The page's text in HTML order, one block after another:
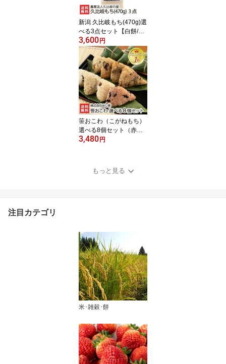
お中元
新潟 久比岐もち(470g)選
べる3点セット【白餅/豆
餅/豆もち/草餅/しそ餅/ご
ま餅/ゴマもち/のり餅/海
苔もち/黒豆餅/玄米餅/玄
米もち】【こがねもち/コ
ガネモチ/正月用/メイ
ド・イン上越】【お土産/
手土産/プレゼント/ギフ
トに！贈り物】【送料無
料】 お中元
3,600円
笹おこわ（こがねもち）
選べる8個セット（赤
飯・醤油・ふきんと・き
産こがねもち使用 株式会
社めし徳【オコワ/コガネ
3,480円
もっと見る
注目カテゴリ
米･雑穀･餅